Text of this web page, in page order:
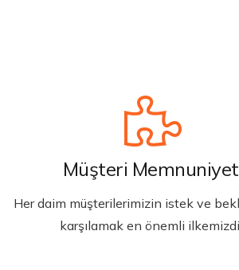
Müşteri
Her daim müşterilerimizin istek ve
karşılamak en önemli